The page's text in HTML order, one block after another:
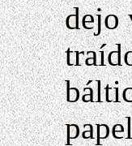
dejo